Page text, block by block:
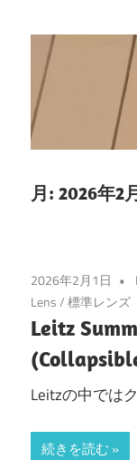
月: 2026年2
2026年2月1日
Lens/標準レンズ
Leitz
Leitzの中では
続きを読む